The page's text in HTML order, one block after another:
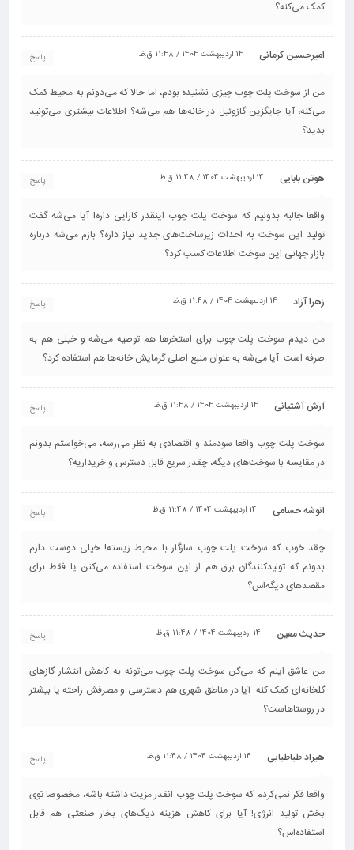
کمک می‌کنه؟
امیرحسین کرمانی 14 اردیبهشت 1404 / 11:48 ق.ظ پاسخ
من از سوخت پلت چوب چیزی نشنیده بودم، اما حالا که می‌دونم به محیط کمک
می‌کنه، آیا جایگزین گازوئیل در خانه‌ها هم می‌شه؟ اطلاعات بیشتری می‌تونید
بدید؟
هوتن بابایی 14 اردیبهشت 1404 / 11:48 ق.ظ پاسخ
واقعا جالبه بدونیم که سوخت پلت چوب اینقدر کارایی داره! آیا می‌شه گفت
تولید این سوخت به احداث زیرساخت‌های جدید نیاز داره؟ بازم می‌شه درباره
بازار جهانی این سوخت اطلاعات کسب کرد؟
زهرا آزاد 14 اردیبهشت 1404 / 11:48 ق.ظ پاسخ
من دیدم سوخت پلت چوب برای استخرها هم توصیه می‌شه و خیلی هم به
صرفه است. آیا می‌شه به عنوان منبع اصلی گرمایش خانه‌ها هم استفاده کرد؟
آرش آشتیانی 14 اردیبهشت 1404 / 11:48 ق.ظ پاسخ
سوخت پلت چوب واقعا سودمند و اقتصادی به نظر می‌رسه، می‌خواستم بدونم
در مقایسه با سوخت‌های دیگه، چقدر سریع قابل دسترس و خریداریه؟
انوشه حسامی 14 اردیبهشت 1404 / 11:48 ق.ظ پاسخ
چقد خوب که سوخت پلت چوب سازگار با محیط زیسته! خیلی دوست دارم
بدونم که تولیدکنندگان برق هم از این سوخت استفاده می‌کنن یا فقط برای
مقصدهای دیگه‌اس؟
حدیث معین 14 اردیبهشت 1404 / 11:48 ق.ظ پاسخ
من عاشق اینم که می‌گن سوخت پلت چوب می‌تونه به کاهش انتشار گازهای
گلخانه‌ای کمک کنه. آیا در مناطق شهری هم دسترسی و مصرفش راحته یا بیشتر
در روستاهاست؟
هیراد طباطبایی 14 اردیبهشت 1404 / 11:48 ق.ظ پاسخ
واقعا فکر نمی‌کردم که سوخت پلت چوب انقدر مزیت داشته باشه، مخصوصا توی
بخش تولید انرژی! آیا برای کاهش هزینه دیگ‌های بخار صنعتی هم قابل
استفاده‌اس؟